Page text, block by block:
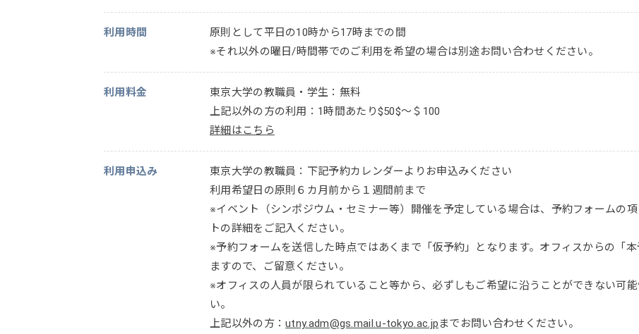
利用時間
原則として平日の10時から17時までの間
※それ以外の曜日/時間帯でのご利用を希望の場合は別途お問い合わせください。
利用料金
東京大学の教職員・学生：無料
上記以外の方の利用：1時間あたり$50$～＄100
詳細はこちら
利用申込み
東京大学の教職員：下記予約カレンダーよりお申込みください
利用希望日の原則６カ月前から１週間前まで
※イベント（シンポジウム・セミナー等）開催を予定している場合は、予約フォームの
トの詳細をご記入ください。
※予約フォームを送信した時点ではあくまで「仮予約」となります。オフィスからの「
ますので、ご留意ください。
※オフィスの人員が限られていること等から、必ずしもご希望に沿うことができない可
い。
上記以外の方：utny.adm@gs.mail.u-tokyo.ac.jp までお問い合わせください。